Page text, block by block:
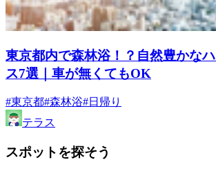
東京都内で森林浴！？自然豊かな
ス7選｜車が無くてもOK
#東京都#森林浴#日帰り
テラス
スポットを探そう